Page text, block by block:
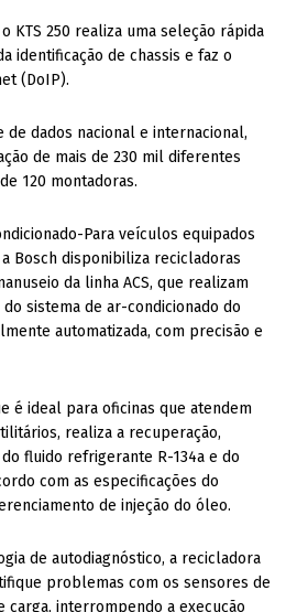
KTS 250 realiza uma seleção rápida
identificação de chassis e faz o
(DoIP).
de dados nacional e internacional,
de mais de 230 mil diferentes
120 montadoras.
Para veículos equipados
Bosch disponibiliza recicladoras
da linha ACS, que realizam
sistema de ar-condicionado do
automatizada, com precisão e
é ideal para oficinas que atendem
realiza a recuperação,
fluido refrigerante R-134a e do
com as especificações do
de injeção do óleo.
de autodiagnóstico, a recicladora
problemas com os sensores de
carga, interrompendo a execução